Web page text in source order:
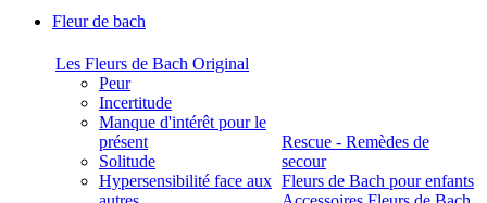
Fleur de bach
Les Fleurs de Bach Original
Peur
Incertitude
Manque d'intérêt pour le
présent
Solitude
Hypersensibilité face aux
Rescue - Remèdes de
secour
Fleurs de Bach pour enfants